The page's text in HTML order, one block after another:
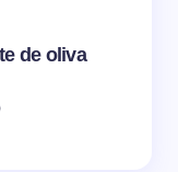
de oliva